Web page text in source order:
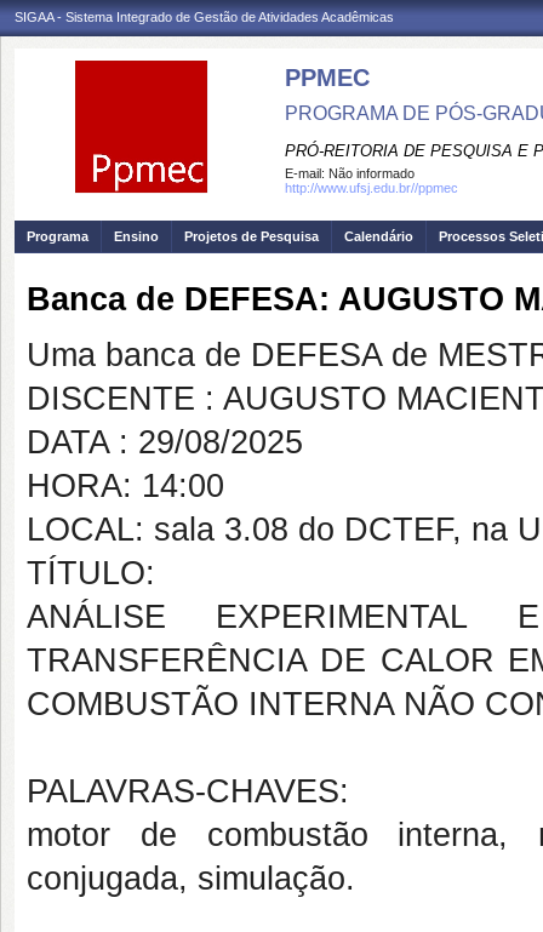
SIGAA - Sistema Integrado de Gestão de Atividades Acadêmicas
PPMEC
PROGRAMA DE PÓS-
PRÓ-REITORIA DE PESQUISA E
E-mail: Não informado
http://www.ufsj.edu.br//ppmec
Programa Ensino Projetos de Pesquisa Calendário Processos
Banca de DEFESA: AUGUSTO
Uma banca de DEFESA de
DISCENTE : AUGUSTO
DATA : 29/08/2025
HORA: 14:00
LOCAL: sala 3.08 do DCTEF, na
TÍTULO:
ANÁLISE EXPERIMENTAL
TRANSFERÊNCIA DE CALOR
COMBUSTÃO INTERNA NÃO
PALAVRAS-CHAVES:
motor de combustão interna,
conjugada, simulação.